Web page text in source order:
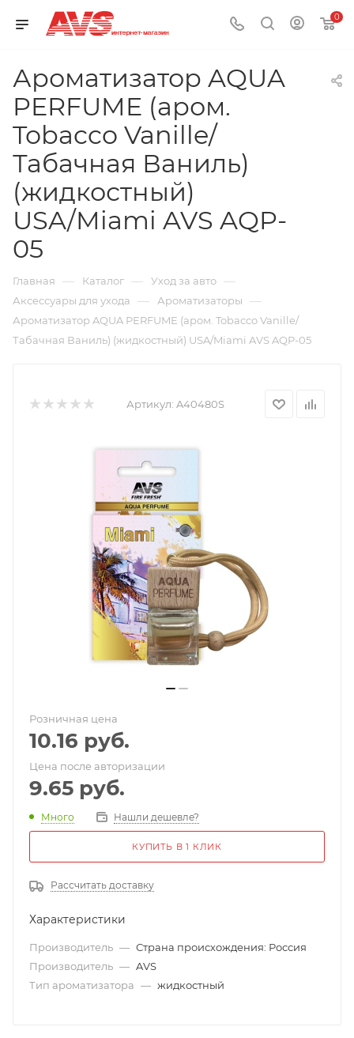
0
Ароматизатор AQUA
PERFUME (аром.
Tobacco Vanille/
Табачная Ваниль)
(жидкостный)
USA/Miami AVS AQP-
05
Главная — Каталог — Уход за авто —
Аксессуары для ухода — Ароматизаторы —
Ароматизатор AQUA PERFUME (аром. Tobacco Vanille/
Табачная Ваниль) (жидкостный) USA/Miami AVS AQP-05
Артикул: A40480S
Розничная цена
10.16 руб.
Цена после авторизации
9.65 руб.
Много Нашли дешевле?
КУПИТЬ В 1 КЛИК
Рассчитать доставку
Характеристики
Производитель — Страна происхождения: Россия
Производитель — AVS
Тип ароматизатора — жидкостный